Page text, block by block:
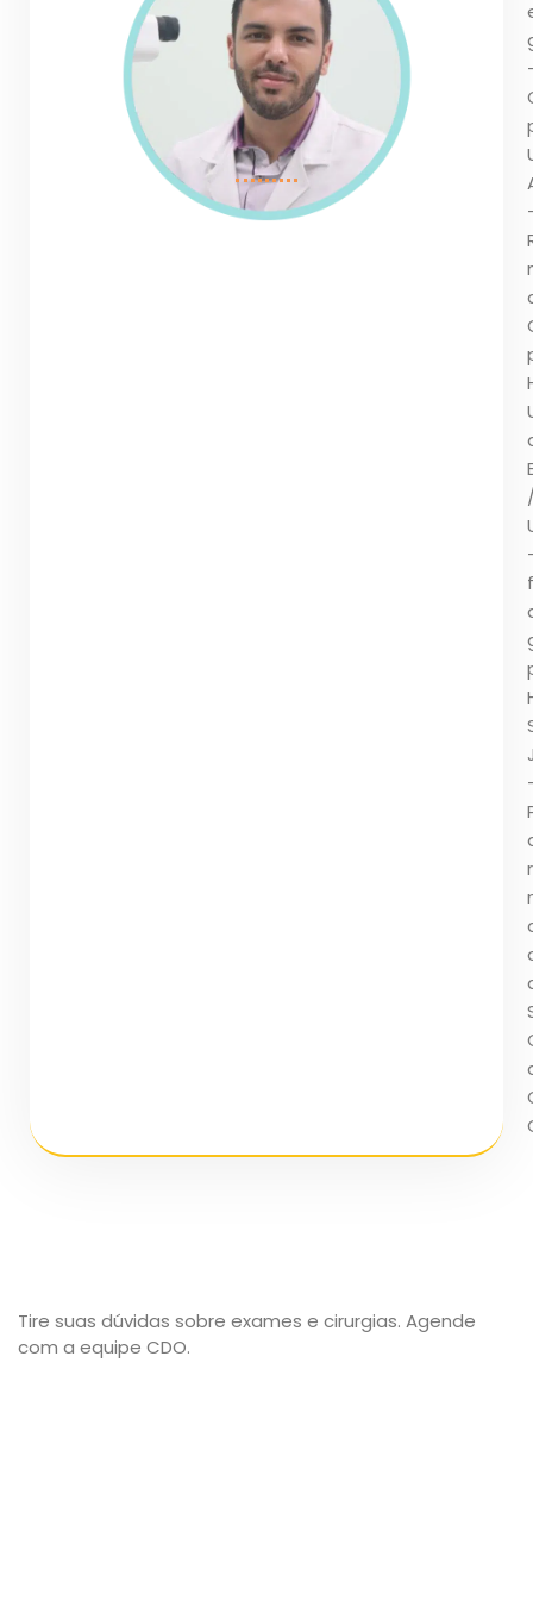
Tire suas dúvidas sobre exames e cirurgias. Agende
com a equipe CDO.